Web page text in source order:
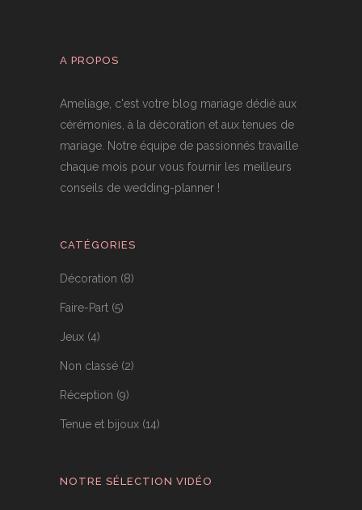
A PROPOS
Ameliage, c'est votre blog mariage dédié aux
cérémonies, à la décoration et aux tenues de
mariage. Notre équipe de passionnés travaille
chaque mois pour vous fournir les meilleurs
conseils de wedding-planner !
CATÉGORIES
Décoration (8)
Faire-Part (5)
Jeux (4)
Non classé (2)
Réception (9)
Tenue et bijoux (14)
NOTRE SÉLECTION VIDÉO